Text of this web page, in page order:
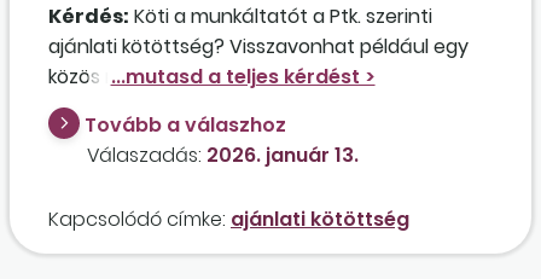
Kérdés: Köti a munkáltatót a Ptk. szerinti
ajánlati kötöttség? Visszavonhat például egy
közös megegyezésre e-mailben tett ajánlatot,
ha annak aláírása még nem történt meg?
Tovább a válaszhoz
Válaszadás: 2026. január 13.
Kapcsolódó címke: ajánlati kötöttség